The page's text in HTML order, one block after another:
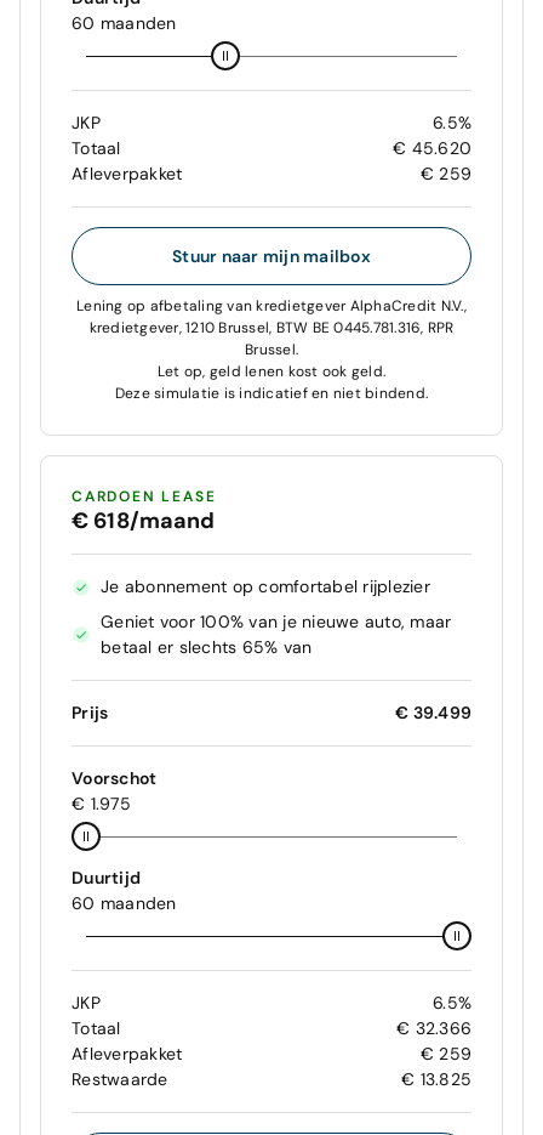
60 maanden
JKP
6.5%
Totaal
€ 45.620
Afleverpakket
€ 259
Stuur naar mijn mailbox
Lening op afbetaling van kredietgever AlphaCredit N.V.,
kredietgever, 1210 Brussel, BTW BE 0445.781.316, RPR
Brussel.
Let op, geld lenen kost ook geld.
Deze simulatie is indicatief en niet bindend.
CARDOEN LEASE
€ 618/maand
Je abonnement op comfortabel rijplezier
Geniet voor 100% van je nieuwe auto, maar
betaal er slechts 65% van
Prijs € 39.499
Voorschot
€ 1.975
Duurtijd
60 maanden
JKP
6.5%
Totaal
€ 32.366
Afleverpakket
€ 259
Restwaarde
€ 13.825